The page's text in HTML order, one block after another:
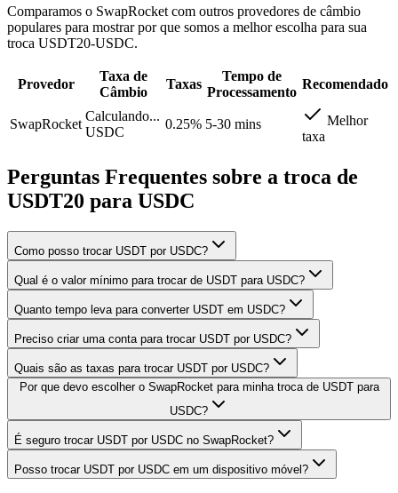
Comparamos o SwapRocket com outros provedores de câmbio
populares para mostrar por que somos a melhor escolha para sua
troca USDT20-USDC.
Provedor
Taxa de
Câmbio
Taxas
Tempo de
Processamento
Recomendado
SwapRocket
Calculando...
USDC
0.25% 5-30 mins
Melhor
taxa
Perguntas Frequentes sobre a troca de
USDT20 para USDC
Como posso trocar USDT por USDC?
Qual é o valor mínimo para trocar de USDT para USDC?
Quanto tempo leva para converter USDT em USDC?
Preciso criar uma conta para trocar USDT por USDC?
Quais são as taxas para trocar USDT por USDC?
Por que devo escolher o SwapRocket para minha troca de USDT para
USDC?
É seguro trocar USDT por USDC no SwapRocket?
Posso trocar USDT por USDC em um dispositivo móvel?